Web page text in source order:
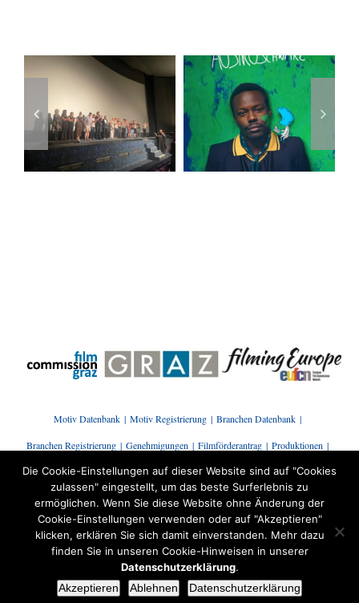
„AUSTROSCHWARZ“
ist ab jetzt
zum
Streamen &
als DVD
verfügbar!
Das war die
„Diagonale
2026″!
Motiv Datenbank Motiv Registrierung Branchen Datenbank
Branchen Registrierung Genehmigungen Filmförderantrag Produktionen
Presse | News Branchenstammtisch Kontakt
© Copyright |Filmcommission Graz| ALL RIGHTS
RESERVED | POWERED BYWOOTWOOT e.U.|Datenschutz|Impressum
Die Cookie-Einstellungen auf dieser Website sind auf "Cookies
zulassen" eingestellt, um das beste Surferlebnis zu
ermöglichen. Wenn Sie diese Website ohne Änderung der
Cookie-Einstellungen verwenden oder auf "Akzeptieren"
klicken, erklären Sie sich damit einverstanden. Mehr dazu
finden Sie in unseren Cookie-Hinweisen in unserer
Datenschutzerklärung.
Akzeptieren
Ablehnen Datenschutzerklärung